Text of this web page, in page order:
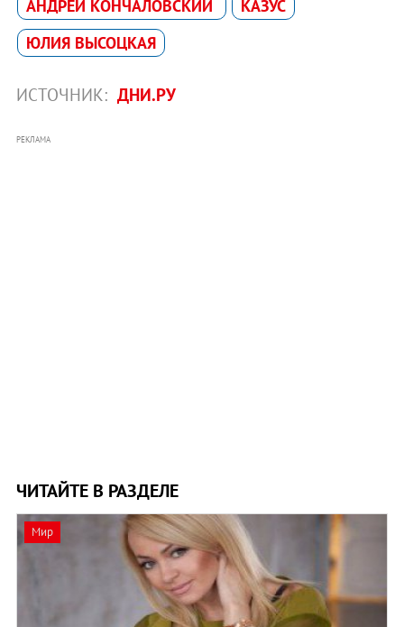
АНДРЕЙ КОНЧАЛОВСКИЙ
КАЗУС
ЮЛИЯ ВЫСОЦКАЯ
ИСТОЧНИК: ДНИ.РУ
РЕКЛАМА
ЧИТАЙТЕ В РАЗДЕЛЕ
Мир